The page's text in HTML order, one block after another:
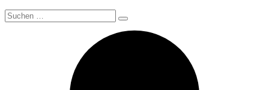
Search
for: